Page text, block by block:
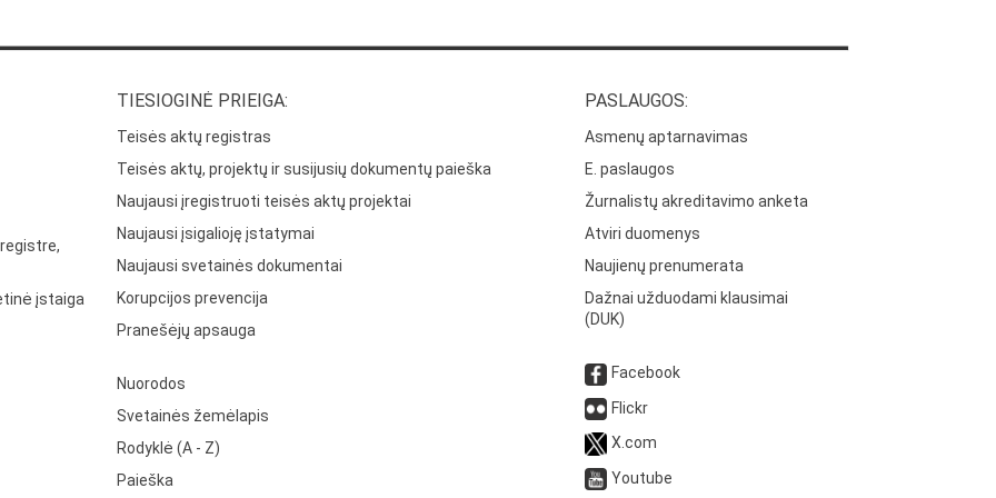
įstaiga
TIESIOGINĖ PRIEIGA:
Teisės aktų registras
Teisės aktų, projektų ir susijusių dokumentų paieška
Naujausi įregistruoti teisės aktų projektai
Naujausi įsigalioję įstatymai
Naujausi svetainės dokumentai
Korupcijos prevencija
Pranešėjų apsauga
Nuorodos
Svetainės žemėlapis
Rodyklė (A - Z)
Paieška
PASLAUGOS:
Asmenų aptarnavimas
E. paslaugos
Žurnalistų akreditavimo anketa
Atviri duomenys
Naujienų prenumerata
Dažnai užduodami klausimai
(DUK)
Facebook
Flickr
X.com
Youtube